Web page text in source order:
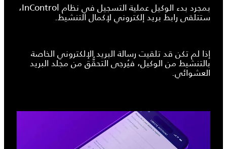
بمجرد بدء الوكيل عملية التسجيل في نظام InControl،
ستتلقى رابط بريد إلكتروني لإكمال التنشيط.
إذا لم تكن قد تلقيت رسالة البريد الإلكتروني الخاصة
بالتنشيط من الوكيل، فيُرجى التحقُّق من مجلد البريد
العشوائي.